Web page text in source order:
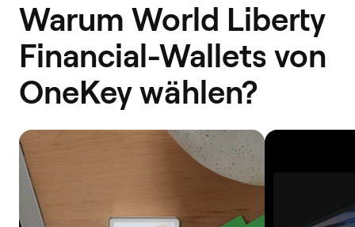
Warum World Liberty
Financial-Wallets von
OneKey wählen?